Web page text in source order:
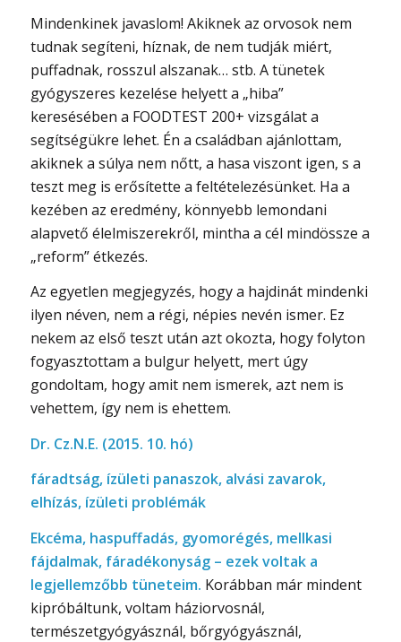
Mindenkinek javaslom! Akiknek az orvosok nem
tudnak segíteni, híznak, de nem tudják miért,
puffadnak, rosszul alszanak… stb. A tünetek
gyógyszeres kezelése helyett a „hiba”
keresésében a FOODTEST 200+ vizsgálat a
segítségükre lehet. Én a családban ajánlottam,
akiknek a súlya nem nőtt, a hasa viszont igen, s a
teszt meg is erősítette a feltételezésünket. Ha a
kezében az eredmény, könnyebb lemondani
alapvető élelmiszerekről, mintha a cél mindössze a
„reform” étkezés.
Az egyetlen megjegyzés, hogy a hajdinát mindenki
ilyen néven, nem a régi, népies nevén ismer. Ez
nekem az első teszt után azt okozta, hogy folyton
fogyasztottam a bulgur helyett, mert úgy
gondoltam, hogy amit nem ismerek, azt nem is
vehettem, így nem is ehettem.
Dr. Cz.N.E. (2015. 10. hó)
fáradtság, ízületi panaszok, alvási zavarok,
elhízás, ízületi problémák
Ekcéma, haspuffadás, gyomorégés, mellkasi
fájdalmak, fáradékonyság – ezek voltak a
legjellemzőbb tüneteim. Korábban már mindent
kipróbáltunk, voltam háziorvosnál,
természetgyógyásznál, bőrgyógyásznál,